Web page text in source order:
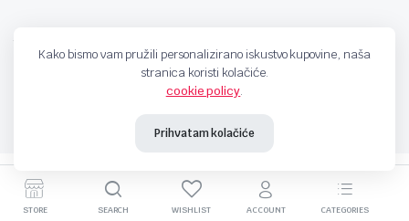
Kako bismo vam pružili personalizirano iskustvo kupovine, naša
stranica koristi kolačiće.
cookie policy.
Prihvatam kolačiće
STORE SEARCH WISHLIST ACCOUNT CATEGORIES